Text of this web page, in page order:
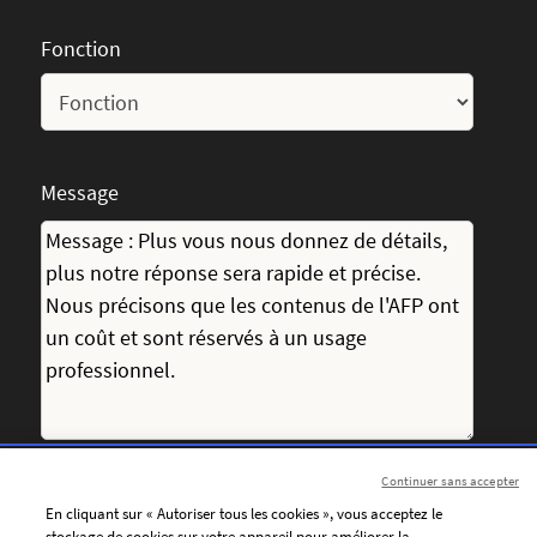
Fonction
Message
personnalisées de l’AFP (actualités, offres et invitations),
En cliquant sur « Autoriser tous les cookies », vous acceptez le
Continuer sans accepter